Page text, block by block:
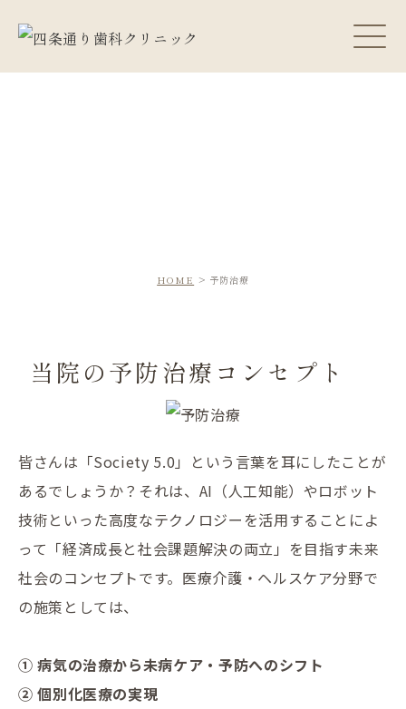
HOME 予防治療
当院の予防治療コンセプト
皆さんは「Society 5.0」という言葉を耳にしたことが
あるでしょうか？それは、AI（人工知能）やロボット
技術といった高度なテクノロジーを活用することによ
って「経済成長と社会課題解決の両立」を目指す未来
社会のコンセプトです。医療介護・ヘルスケア分野で
の施策としては、
① 病気の治療から未病ケア・予防へのシフト
② 個別化医療の実現